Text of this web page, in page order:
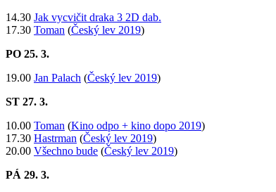
14.30 Jak vycvičit draka 3 2D dab.
​17.30 Toman (Český lev 2019)
PO 25. 3.
19.00 Jan Palach (Český lev 2019)
ST 27. 3.
10.00 Toman (Kino odpo + kino dopo 2019)
17.30 Hastrman (Český lev 2019)
20.00 Všechno bude (Český lev 2019)
PÁ 29. 3.